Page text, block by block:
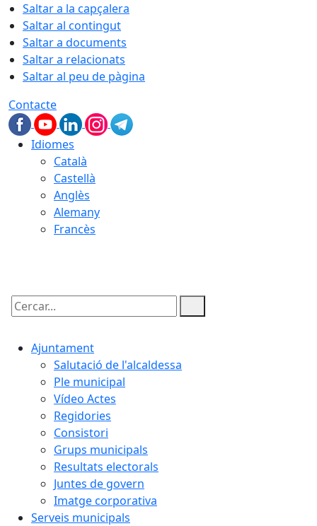
Saltar a la capçalera
Saltar al contingut
Saltar a documents
Saltar a relacionats
Saltar al peu de pàgina
Contacte
Idiomes
Català
Castellà
Anglès
Alemany
Francès
Cercar:
Ajuntament
Salutació de l'alcaldessa
Ple municipal
Vídeo Actes
Regidories
Consistori
Grups municipals
Resultats electorals
Juntes de govern
Imatge corporativa
Serveis municipals